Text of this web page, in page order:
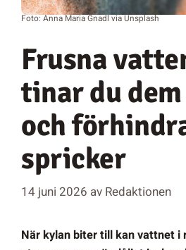
Foto: Anna Maria Gnadl via Unsplash
Frusna
tinar du
och
spricker
14 juni 2026 av Redaktionen
När kylan biter till kan vattnet i